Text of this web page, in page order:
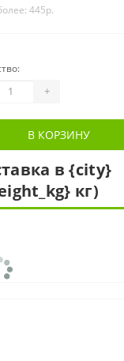
445р.
+
В КОРЗИНУ
в {city}
кг)